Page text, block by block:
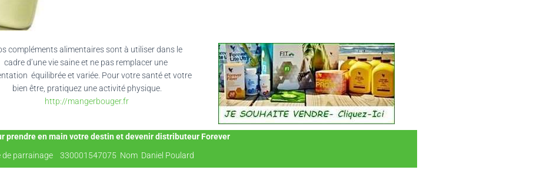
compléments alimentaires sont à utiliser dans le
cadre d’une vie saine et ne pas remplacer une
équilibrée et variée. Pour votre santé et votre
bien être, pratiquez une activité physique.
http://mangerbouger.fr
prendre en main votre destin et devenir distributeur Forever
de parrainage 330001547075 Nom Daniel Poulard